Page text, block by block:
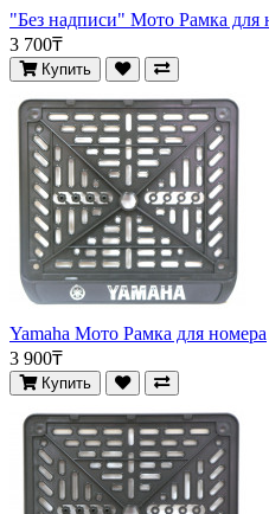
"Без надписи" Мото Рамка для
3 700₸
Купить
Yamaha Мото Рамка для номера
3 900₸
Купить